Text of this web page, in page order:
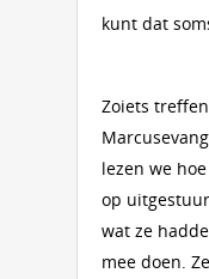
kunt dat
Zoiets
lezen we
op
wat ze
mee doen.